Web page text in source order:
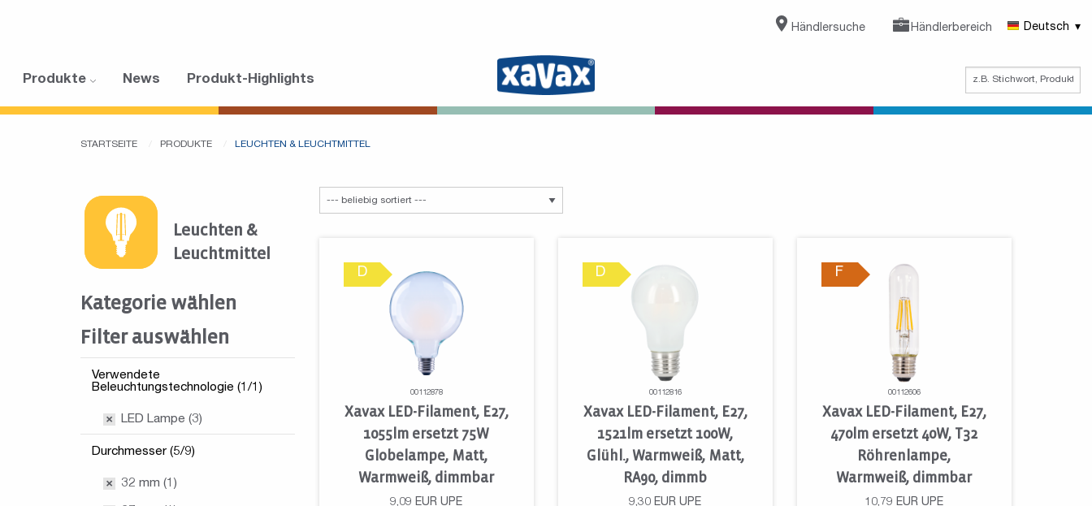
Händlersuche Händlerbereich Deutsch
Produkte News Produkt-Highlights
STARTSEITE PRODUKTE LEUCHTEN & LEUCHTMITTEL
Leuchten &
Leuchtmittel
Kategorie wählen
Filter auswählen
Verwendete
Beleuchtungstechnologie (1/1)
LED Lampe (3)
Durchmesser (5/9)
32 mm (1)
D
00112878
Xavax LED-Filament, E27,
1055lm ersetzt 75W
Globelampe, Matt,
Warmweiß, dimmbar
9,09 EUR UPE
D
00112816
Xavax LED-Filament, E27,
1521lm ersetzt 100W,
Glühl., Warmweiß, Matt,
RA90, dimmb
9,30 EUR UPE
F
00112606
Xavax LED-Filament, E27,
470lm ersetzt 40W, T32
Röhrenlampe,
Warmweiß, dimmbar
10,79 EUR UPE